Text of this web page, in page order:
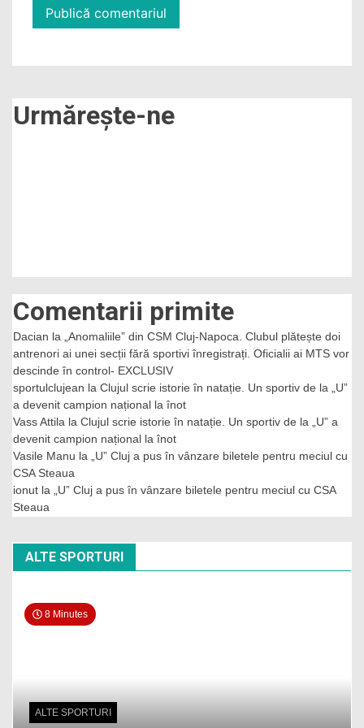
Urmărește-ne
Comentarii primite
Dacian la
„Anomaliile” din CSM Cluj-Napoca. Clubul plătește doi
antrenori ai unei secții fără sportivi înregistrați. Oficialii ai MTS vor
descinde în control- EXCLUSIV
sportulclujean la Clujul scrie istorie în natație. Un sportiv de la „U”
a devenit campion național la înot
Vass Attila la Clujul scrie istorie în natație. Un sportiv de la „U” a
devenit campion național la înot
Vasile Manu la
„U” Cluj a pus în vânzare biletele pentru meciul cu
CSA Steaua
ionut la
„U” Cluj a pus în vânzare biletele pentru meciul cu CSA
Steaua
ALTE SPORTURI
8 Minutes
ALTE SPORTURI